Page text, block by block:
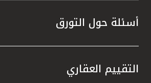
أسئلة حول التورق
التقييم العقاري